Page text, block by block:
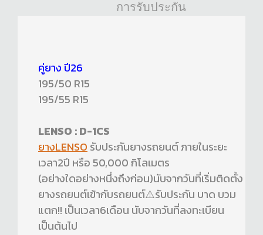
การรับประกัน
คู่ยาง ปี26
195/50 R15
195/55 R15
LENSO : D-1CS
ยางLENSOรับประกันยางรถยนต์ ภายในระยะ
เวลา2ปี หรือ 50,000 กิโลเมตร
(อย่างใดอย่างหนึ่งถึงก่อน)นับจากวันที่เริ่มติดตั้ง
ยางรถยนต์เข้ากับรถยนต์⚠️รับประกัน บาด บวม
แตก!! เป็นเวลา6เดือน นับจากวันที่ลงทะเบียน
เป็นต้นไป